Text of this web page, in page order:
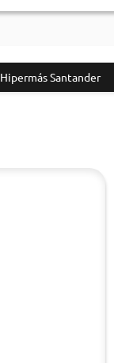
Hipermás Santander